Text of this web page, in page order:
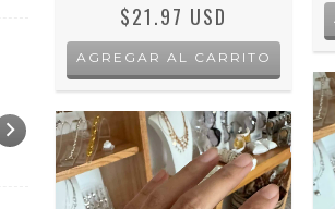
$21.97 USD
AGREGAR AL CARRITO